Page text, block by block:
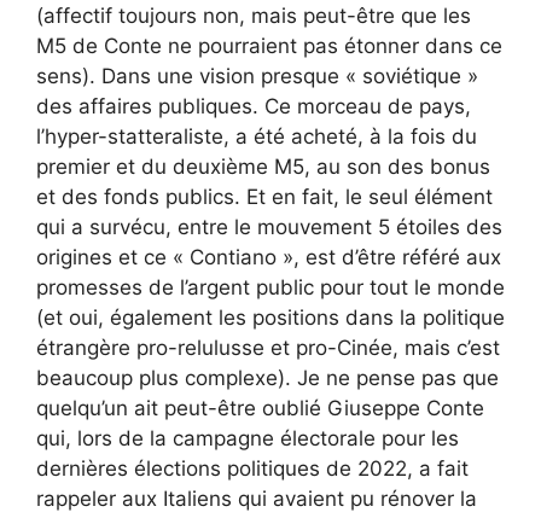
(affectif toujours non, mais peut-être que les
M5 de Conte ne pourraient pas étonner dans ce
sens). Dans une vision presque « soviétique »
des affaires publiques. Ce morceau de pays,
l’hyper-statteraliste, a été acheté, à la fois du
premier et du deuxième M5, au son des bonus
et des fonds publics. Et en fait, le seul élément
qui a survécu, entre le mouvement 5 étoiles des
origines et ce « Contiano », est d’être référé aux
promesses de l’argent public pour tout le monde
(et oui, également les positions dans la politique
étrangère pro-relulusse et pro-Cinée, mais c’est
beaucoup plus complexe). Je ne pense pas que
quelqu’un ait peut-être oublié Giuseppe Conte
qui, lors de la campagne électorale pour les
dernières élections politiques de 2022, a fait
rappeler aux Italiens qui avaient pu rénover la